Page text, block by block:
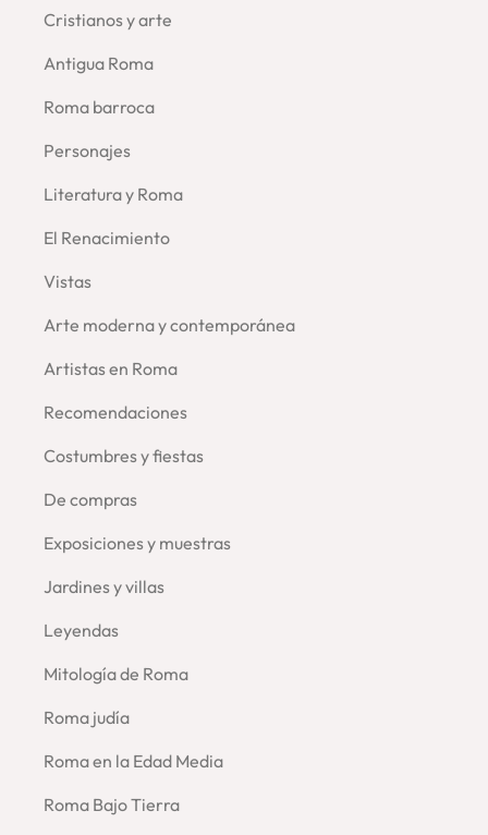
Cristianos y arte
Antigua Roma
Roma barroca
Personajes
Literatura y Roma
El Renacimiento
Vistas
Arte moderna y contemporánea
Artistas en Roma
Recomendaciones
Costumbres y fiestas
De compras
Exposiciones y muestras
Jardines y villas
Leyendas
Mitología de Roma
Roma judía
Roma en la Edad Media
Roma Bajo Tierra